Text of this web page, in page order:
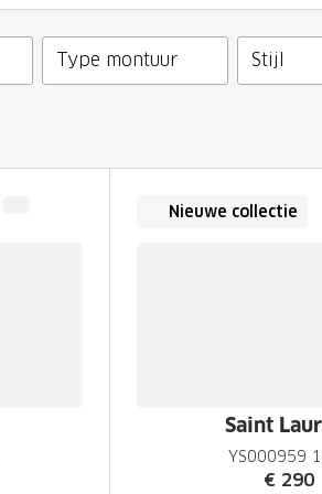
Type montuur Stijl
Nieuwe collectie
Saint
YS000959
€ 290